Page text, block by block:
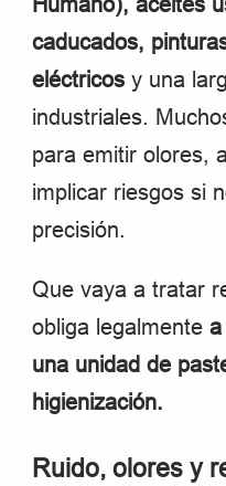
caducados,
eléctricosy una
industriales.
para emitir olores,
implicar riesgos si
precisión.
Que vaya a tratar
obliga legalmente
una unidad de
higienización.
Ruido, olores y